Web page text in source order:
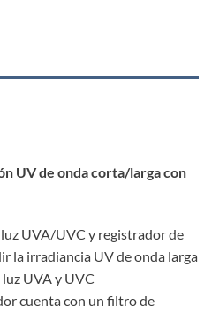
UV de onda corta/larga con
UVA/UVC y registrador de
la irradiancia UV de onda larga
UVA y UVC
cuenta con un filtro de